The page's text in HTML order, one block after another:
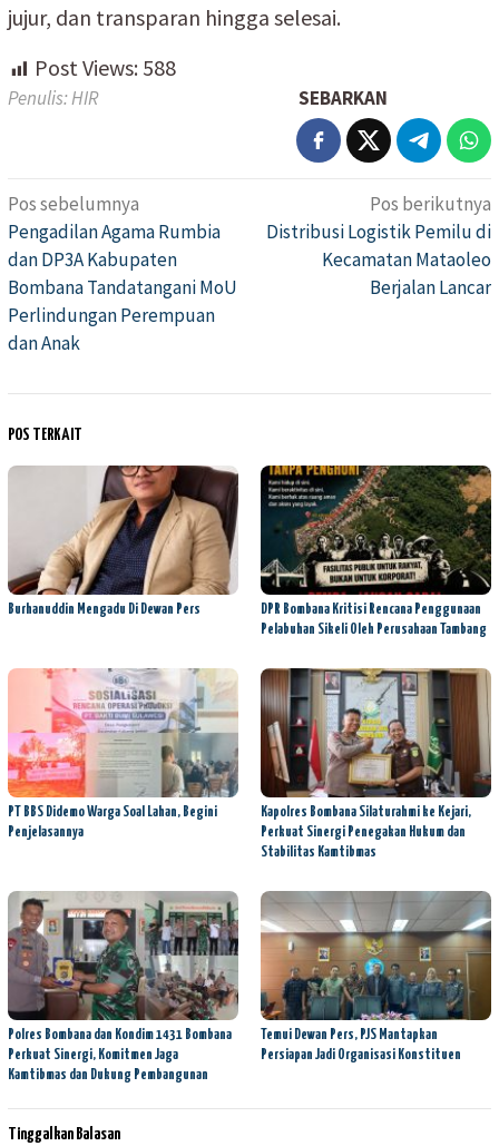
jujur, dan transparan hingga selesai.
Post Views: 588
Penulis: HIR SEBARKAN
Navigasi
pos
Pos sebelumnya
Pengadilan Agama Rumbia
dan DP3A Kabupaten
Bombana Tandatangani MoU
Perlindungan Perempuan
dan Anak
Pos berikutnya
Distribusi Logistik Pemilu di
Kecamatan Mataoleo
Berjalan Lancar
POS TERKAIT
Burhanuddin Mengadu Di Dewan Pers
DPR Bombana Kritisi Rencana Penggunaan
Pelabuhan Sikeli Oleh Perusahaan Tambang
PT BBS Didemo Warga Soal Lahan, Begini
Penjelasannya
Kapolres Bombana Silaturahmi ke Kejari,
Perkuat Sinergi Penegakan Hukum dan
Stabilitas Kamtibmas
Polres Bombana dan Kondim 1431 Bombana
Perkuat Sinergi, Komitmen Jaga
Kamtibmas dan Dukung Pembangunan
Temui Dewan Pers, PJS Mantapkan
Persiapan Jadi Organisasi Konstituen
Tinggalkan Balasan